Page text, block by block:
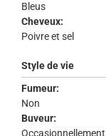
Bleus
Cheveux:
Poivre et sel
Style de vie
Fumeur:
Non
Buveur:
Occasionnellement